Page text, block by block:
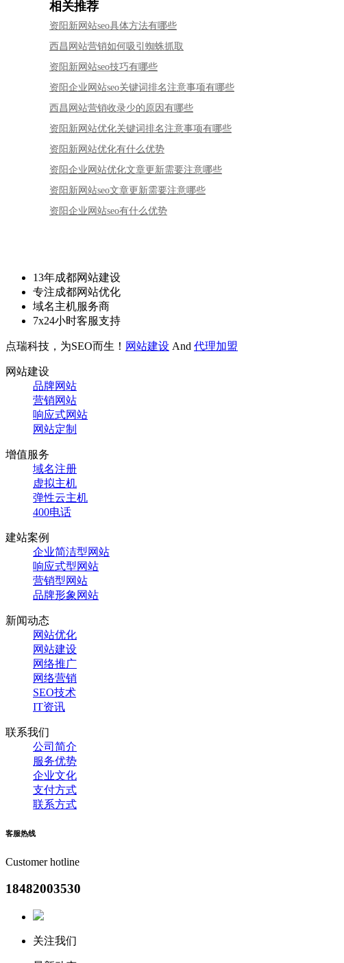
相关推荐
资阳新网站seo具体方法有哪些
西昌网站营销如何吸引蜘蛛抓取
资阳新网站seo技巧有哪些
资阳企业网站seo关键词排名注意事项有哪些
西昌网站营销收录少的原因有哪些
资阳新网站优化关键词排名注意事项有哪些
资阳新网站优化有什么优势
资阳企业网站优化文章更新需要注意哪些
资阳新网站seo文章更新需要注意哪些
资阳企业网站seo有什么优势
13年成都网站建设
专注成都网站优化
域名主机服务商
7x24小时客服支持
点瑞科技，为SEO而生！ 网站建设 And 代理加盟
网站建设
品牌网站
营销网站
响应式网站
网站定制
增值服务
域名注册
虚拟主机
弹性云主机
400电话
建站案例
企业简洁型网站
响应式型网站
营销型网站
品牌形象网站
新闻动态
网站优化
网站建设
网络推广
网络营销
SEO技术
IT资讯
联系我们
公司简介
服务优势
企业文化
支付方式
联系方式
客服热线
Customer hotline
18482003530
关注我们